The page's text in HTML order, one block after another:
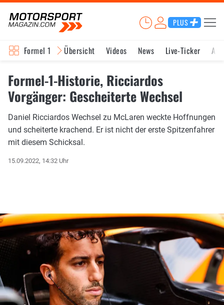
PLUS
Formel 1 Übersicht Videos News Live-Ticker
Formel-1-Historie, Ricciardos
Vorgänger: Gescheiterte Wechsel
Daniel Ricciardos Wechsel zu McLaren weckte Hoffnungen
und scheiterte krachend. Er ist nicht der erste Spitzenfahrer
mit diesem Schicksal.
15.09.2022, 14:32 Uhr